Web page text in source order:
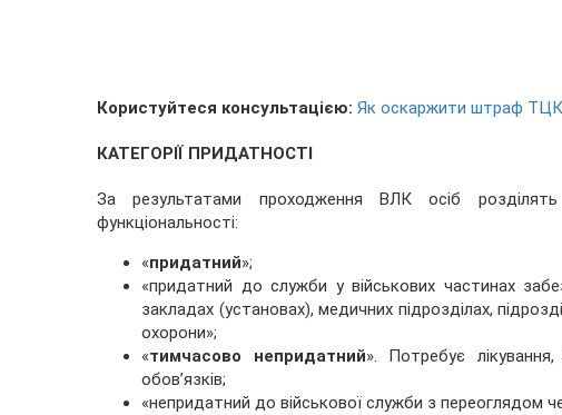
Користуйтеся консультацією: Як оскаржити штраф ТЦК
КАТЕГОРІЇ ПРИДАТНОСТІ
За результатами проходження ВЛК осіб
функціональності:
«придатний»;
«придатний до служби у військових частинах
закладах (установах), медичних підрозділах,
охорони»;
«тимчасово непридатний». Потребує
обов’язків;
«непридатний до військової служби з переоглядом